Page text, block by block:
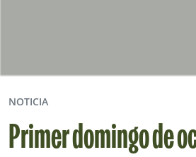
NOTICIA
Primer domingo de